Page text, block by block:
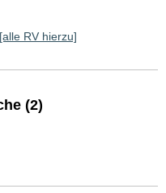
[alle RV hierzu]
(2)